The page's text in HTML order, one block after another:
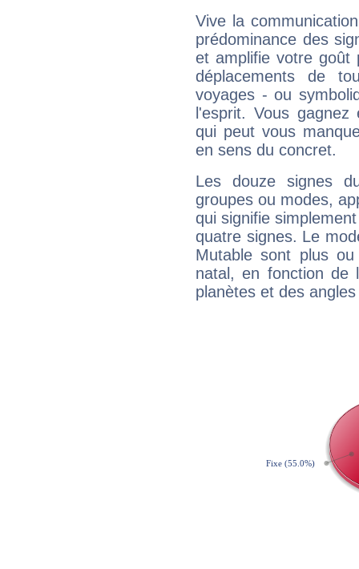
Vive la
prédominance des
et amplifie votre goût
déplacements de
voyages - ou
l'esprit. Vous
qui peut vous
en sens du concret.
Les douze signes
groupes ou modes,
qui signifie
quatre signes. Le
Mutable sont plus
natal, en fonction de
planètes et des